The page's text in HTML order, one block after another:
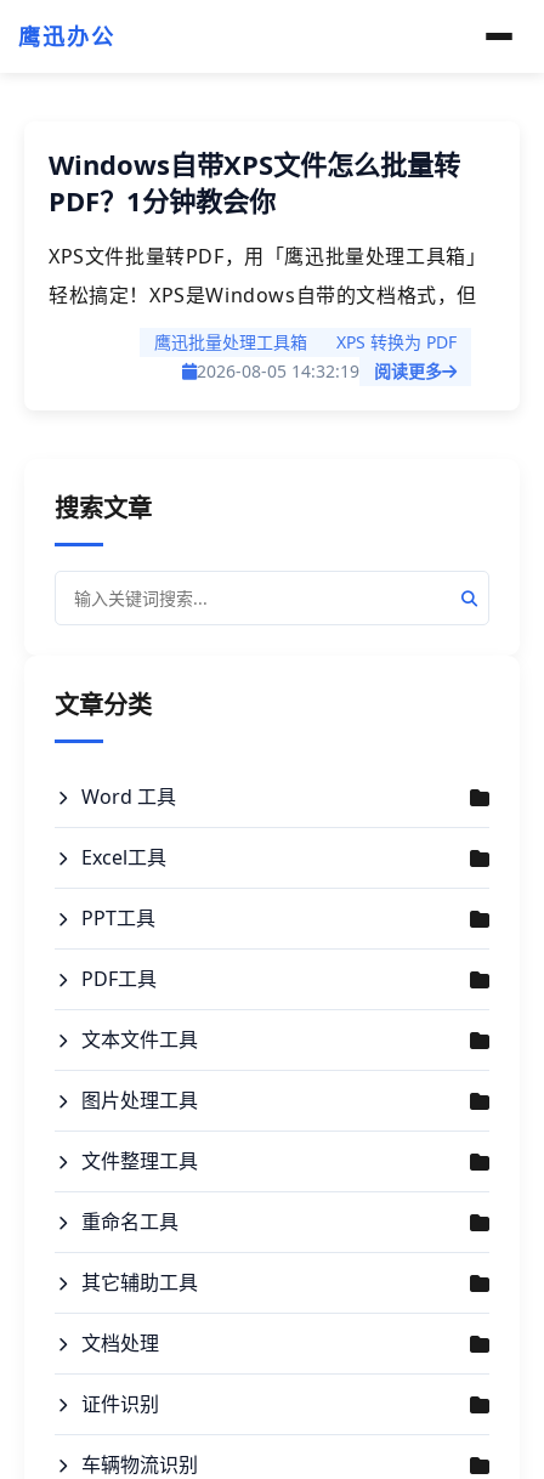
鹰迅办公
Windows自带XPS文件怎么批量转
PDF？1分钟教会你
XPS文件批量转PDF，用「鹰迅批量处理工具箱」
轻松搞定！XPS是Windows自带的文档格式，但
兼容性远不如PDF，很多场景下都需要将XPS转为
PDF才能正常使用。本文手把手教你如何借助工
公白领、教师、行政人员等需要频繁处理文档格式
转换的人群。
鹰迅批量处理工具箱
XPS 转换为 PDF
2026-08-05 14:32:19
阅读更多
搜索文章
文章分类
Word 工具
Excel工具
PPT工具
PDF工具
文本文件工具
图片处理工具
文件整理工具
重命名工具
其它辅助工具
文档处理
证件识别
车辆物流识别